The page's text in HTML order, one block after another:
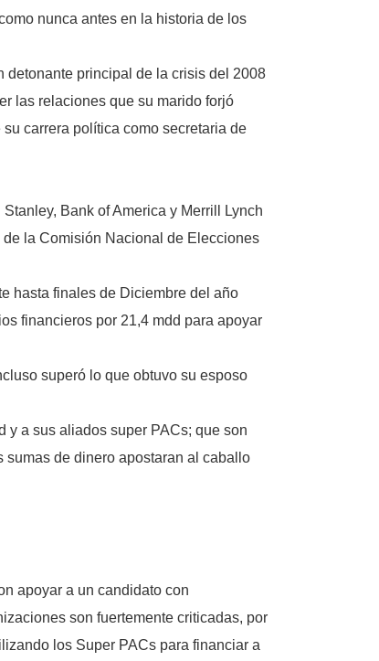
nunca antes en la historia de los
detonante principal de la crisis del 2008
las relaciones que su marido forjó
carrera política como secretaria de
Bank of America y Merrill Lynch
la Comisión Nacional de Elecciones
hasta finales de Diciembre del año
financieros por 21,4 mdd para apoyar
superó lo que obtuvo su esposo
y a sus aliados super PACs; que son
de dinero apostaran al caballo
apoyar a un candidato con
son fuertemente criticadas, por
los Super PACs para financiar a